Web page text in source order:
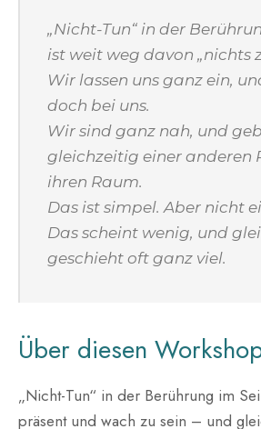
„Nicht-Tun“ in der
ist weit weg davon „nichts
Wir lassen uns ganz ein,
doch bei uns.
Wir sind ganz nah, und
gleichzeitig einer anderen
ihren Raum.
Das ist simpel. Aber nicht
Das scheint wenig, und
geschieht oft ganz viel.
Über diesen
„Nicht-Tun“ in der Berührung im
präsent und wach zu sein – und